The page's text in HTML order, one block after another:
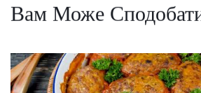
Вам Може